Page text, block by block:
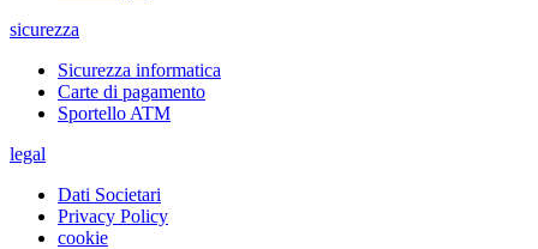
sicurezza
Sicurezza informatica
Carte di pagamento
Sportello ATM
legal
Dati Societari
Privacy Policy
cookie